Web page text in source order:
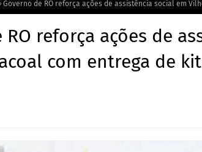
Governo de RO reforça ações de assistência social em
RO reforça ações de
com entrega de